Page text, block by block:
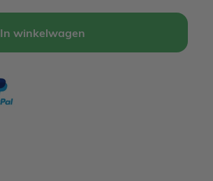
In winkelwagen